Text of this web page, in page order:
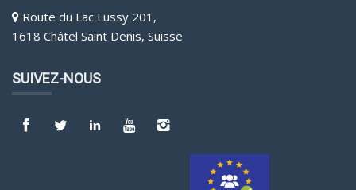
Route du Lac Lussy 201,
1618 Châtel Saint Denis, Suisse
SUIVEZ-NOUS